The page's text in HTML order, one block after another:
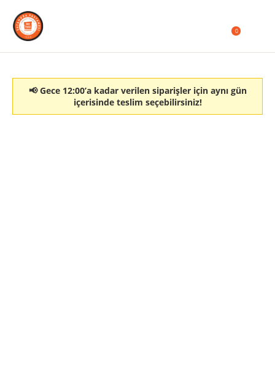
0
📢 Gece 12:00’a kadar verilen siparişler için aynı gün
içerisinde teslim seçebilirsiniz!